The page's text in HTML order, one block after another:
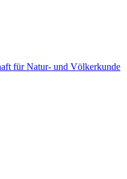
für Natur- und Völkerkunde